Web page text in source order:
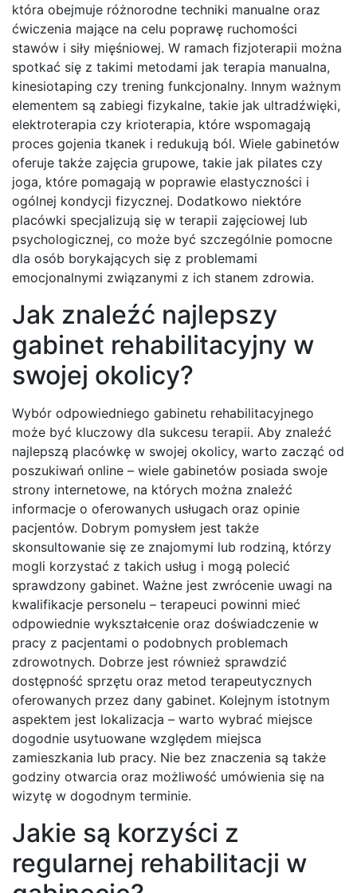
która obejmuje różnorodne techniki manualne oraz
ćwiczenia mające na celu poprawę ruchomości
stawów i siły mięśniowej. W ramach fizjoterapii można
spotkać się z takimi metodami jak terapia manualna,
kinesiotaping czy trening funkcjonalny. Innym ważnym
elementem są zabiegi fizykalne, takie jak ultradźwięki,
elektroterapia czy krioterapia, które wspomagają
proces gojenia tkanek i redukują ból. Wiele gabinetów
oferuje także zajęcia grupowe, takie jak pilates czy
joga, które pomagają w poprawie elastyczności i
ogólnej kondycji fizycznej. Dodatkowo niektóre
placówki specjalizują się w terapii zajęciowej lub
psychologicznej, co może być szczególnie pomocne
dla osób borykających się z problemami
emocjonalnymi związanymi z ich stanem zdrowia.
Jak znaleźć najlepszy
gabinet rehabilitacyjny w
swojej okolicy?
Wybór odpowiedniego gabinetu rehabilitacyjnego
może być kluczowy dla sukcesu terapii. Aby znaleźć
najlepszą placówkę w swojej okolicy, warto zacząć od
poszukiwań online – wiele gabinetów posiada swoje
strony internetowe, na których można znaleźć
informacje o oferowanych usługach oraz opinie
pacjentów. Dobrym pomysłem jest także
skonsultowanie się ze znajomymi lub rodziną, którzy
mogli korzystać z takich usług i mogą polecić
sprawdzony gabinet. Ważne jest zwrócenie uwagi na
kwalifikacje personelu – terapeuci powinni mieć
odpowiednie wykształcenie oraz doświadczenie w
pracy z pacjentami o podobnych problemach
zdrowotnych. Dobrze jest również sprawdzić
dostępność sprzętu oraz metod terapeutycznych
oferowanych przez dany gabinet. Kolejnym istotnym
aspektem jest lokalizacja – warto wybrać miejsce
dogodnie usytuowane względem miejsca
zamieszkania lub pracy. Nie bez znaczenia są także
godziny otwarcia oraz możliwość umówienia się na
wizytę w dogodnym terminie.
Jakie są korzyści z
regularnej rehabilitacji w